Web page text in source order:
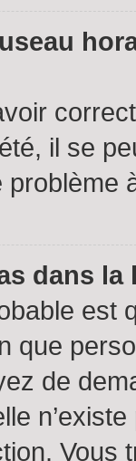
il se
problème
dans la
est
que
de
Vous